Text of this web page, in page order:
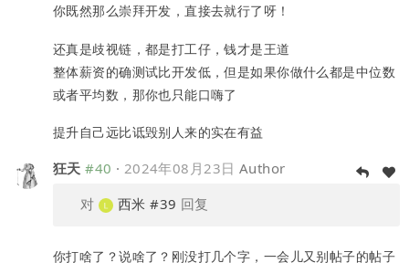
你既然那么崇拜开发，直接去就行了呀！
还真是歧视链，都是打工仔，钱才是王道
整体薪资的确测试比开发低，但是如果你做什么都是中位数
或者平均数，那你也只能口嗨了
提升自己远比诋毁别人来的实在有益
狂天 #40 · 2024年08月23日 Author
对
西米 #39 回复
你打啥了？说啥了？刚没打几个字，一会儿又别帖子的帖子